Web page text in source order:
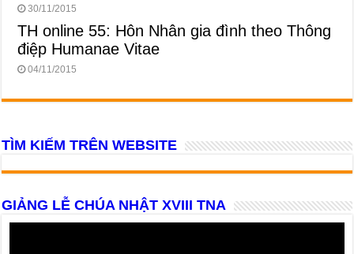
30/11/2015
TH online 55: Hôn Nhân gia đình theo Thông
điệp Humanae Vitae
04/11/2015
TÌM KIẾM TRÊN WEBSITE
GIẢNG LỄ CHÚA NHẬT XVIII TNA